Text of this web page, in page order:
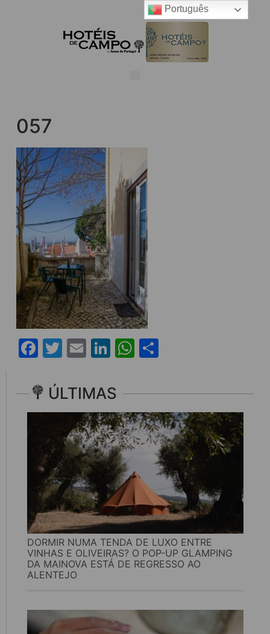
057
Facebook
Twitter
EmailLinkedIn
WhatsApp
ÚLTIMAS
DORMIR NUMA TENDA DE LUXO ENTRE
VINHAS E OLIVEIRAS? O POP-UP GLAMPING
DA MAINOVA ESTÁ DE REGRESSO AO
ALENTEJO
Português